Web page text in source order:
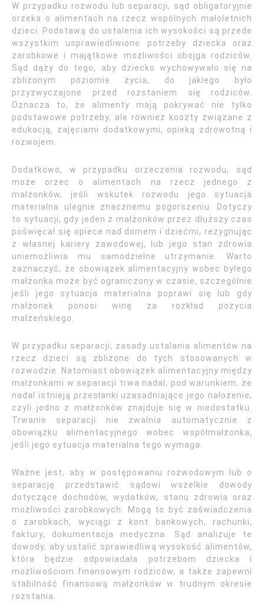
W przypadku rozwodu lub separacji, sąd obligatoryjnie
orzeka o alimentach na rzecz wspólnych małoletnich
dzieci. Podstawą do ustalenia ich wysokości są przede
wszystkim usprawiedliwione potrzeby dziecka oraz
zarobkowe i majątkowe możliwości obojga rodziców.
Sąd dąży do tego, aby dziecko wychowywało się na
zbliżonym poziomie życia, do jakiego było
przyzwyczajone przed rozstaniem się rodziców.
Oznacza to, że alimenty mają pokrywać nie tylko
podstawowe potrzeby, ale również koszty związane z
edukacją, zajęciami dodatkowymi, opieką zdrowotną i
rozwojem.
Dodatkowo, w przypadku orzeczenia rozwodu, sąd
może orzec o alimentach na rzecz jednego z
małżonków, jeśli wskutek rozwodu jego sytuacja
materialna ulegnie znacznemu pogorszeniu. Dotyczy
to sytuacji, gdy jeden z małżonków przez dłuższy czas
poświęcał się opiece nad domem i dziećmi, rezygnując
z własnej kariery zawodowej, lub jego stan zdrowia
uniemożliwia mu samodzielne utrzymanie. Warto
zaznaczyć, że obowiązek alimentacyjny wobec byłego
małżonka może być ograniczony w czasie, szczególnie
jeśli jego sytuacja materialna poprawi się lub gdy
małżonek ponosi winę za rozkład pożycia
małżeńskiego.
W przypadku separacji, zasady ustalania alimentów na
rzecz dzieci są zbliżone do tych stosowanych w
rozwodzie. Natomiast obowiązek alimentacyjny między
małżonkami w separacji trwa nadal, pod warunkiem, że
nadal istnieją przesłanki uzasadniające jego nałożenie,
czyli jedno z małżonków znajduje się w niedostatku.
Trwanie separacji nie zwalnia automatycznie z
obowiązku alimentacyjnego wobec współmałżonka,
jeśli jego sytuacja materialna tego wymaga.
Ważne jest, aby w postępowaniu rozwodowym lub o
separację przedstawić sądowi wszelkie dowody
dotyczące dochodów, wydatków, stanu zdrowia oraz
możliwości zarobkowych. Mogą to być zaświadczenia
o zarobkach, wyciągi z kont bankowych, rachunki,
faktury, dokumentacja medyczna. Sąd analizuje te
dowody, aby ustalić sprawiedliwą wysokość alimentów,
która będzie odpowiadała potrzebom dziecka i
możliwościom finansowym rodziców, a także zapewni
stabilność finansową małżonków w trudnym okresie
rozstania.